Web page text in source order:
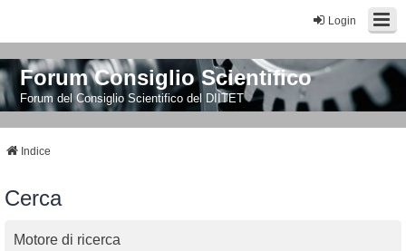
Login
Forum Consiglio Scientifico
Forum del Consiglio Scientifico del DIITET
Indice
Cerca
Motore di ricerca